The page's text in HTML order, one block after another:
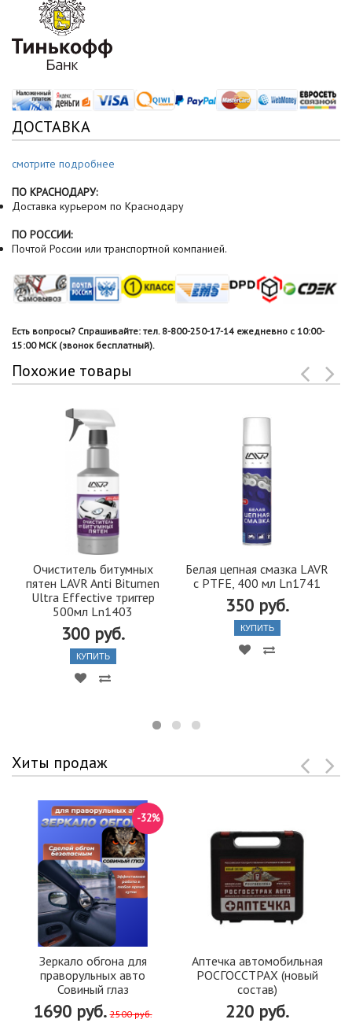
ДОСТАВКА
смотрите подробнее
ПО КРАСНОДАРУ:
Доставка курьером по Краснодару
ПО РОССИИ:
Почтой России или транспортной компанией.
Есть вопросы? Спрашивайте: тел. 8-800-250-17-14 ежедневно с 10:00-
15:00 МСК (звонок бесплатный).
Похожие товары
Очиститель битумных
пятен LAVR Anti Bitumen
Ultra Effective триггер
500мл Ln1403
300 руб.
КУПИТЬ
Белая цепная смазка LAVR
с PTFE, 400 мл Ln1741
350 руб.
КУПИТЬ
Хиты продаж
Зеркало обгона для
праворульных авто
Совиный глаз
1690 руб. 2500 руб.
-32%
Аптечка автомобильная
РОСГОССТРАХ (новый
состав)
220 руб.